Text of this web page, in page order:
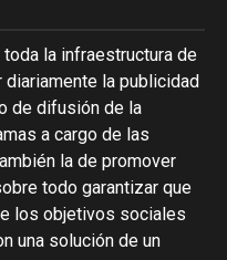
la infraestructura de
la publicidad
de difusión de la
a cargo de las
la de promover
todo garantizar que
los objetivos sociales
una solución de un